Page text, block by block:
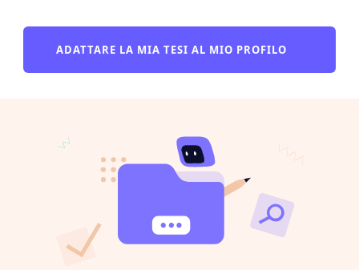
ADATTARE LA MIA TESI AL MIO PROFILO